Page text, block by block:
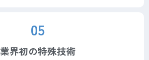
05
業界初の特殊技術